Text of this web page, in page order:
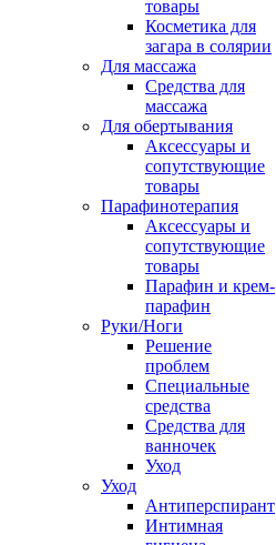
товары
Косметика для
загара в солярии
Для массажа
Средства для
массажа
Для обертывания
Аксессуары и
сопутствующие
товары
Парафинотерапия
Аксессуары и
сопутствующие
товары
Парафин и крем-
парафин
Руки/Ноги
Решение
проблем
Специальные
средства
Средства для
ванночек
Уход
Уход
Антиперспирант
Интимная